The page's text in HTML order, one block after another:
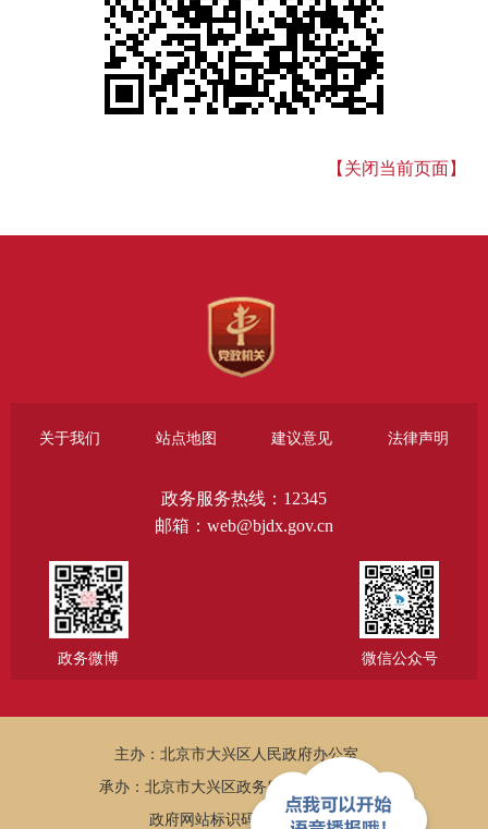
【关闭当前页面】
关于我们 站点地图 建议意见 法律声明
政务服务热线：12345
邮箱：web@bjdx.gov.cn
政务微博 微信公众号
主办：北京市大兴区人民政府办公室
承办：北京市大兴区政务服务和数据管理局
政府网站标识码：1101150005